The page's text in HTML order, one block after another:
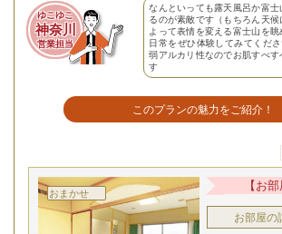
ゆこゆこ
神奈川
営業担当
なんといっても露天風呂か富士
るのが素敵です（もちろん天
よって表情を変える富士山を
日常をぜひ体験してみてくだ
弱アルカリ性なのでお肌すべ
す
このプランの魅力をご紹介！
富士山を望む絶景露天風呂
おまかせ
【お
お部屋の